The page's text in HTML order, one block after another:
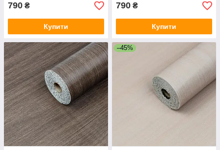
790 ₴
Купити
790 ₴
Купити
–45%